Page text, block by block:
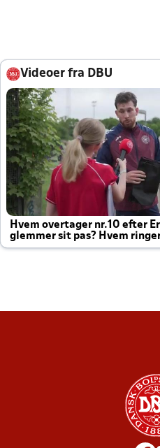
Videoer fra DBU
Hvem overtager nr.10 efter
glemmer sit pas? Hvem
altid til efter kampe?